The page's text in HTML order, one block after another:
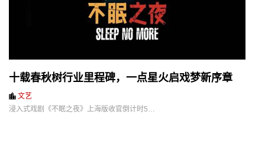
十载春秋树行业里程碑，一点星火启戏梦新序章
文艺
浸入式戏剧《不眠之夜》上海版收官倒计时5…